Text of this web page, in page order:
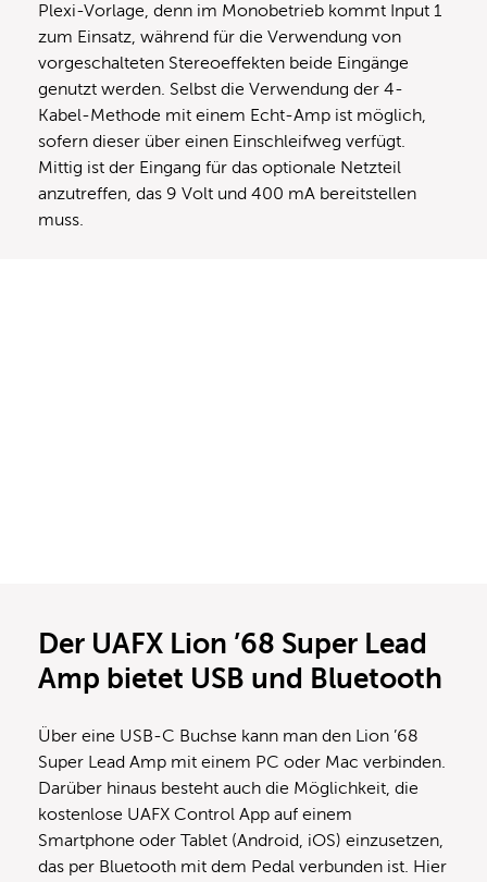
Plexi-Vorlage, denn im Monobetrieb kommt Input 1
zum Einsatz, während für die Verwendung von
vorgeschalteten Stereoeffekten beide Eingänge
genutzt werden. Selbst die Verwendung der 4-
Kabel-Methode mit einem Echt-Amp ist möglich,
sofern dieser über einen Einschleifweg verfügt.
Mittig ist der Eingang für das optionale Netzteil
anzutreffen, das 9 Volt und 400 mA bereitstellen
muss.
Der UAFX Lion ’68 Super Lead
Amp bietet USB und Bluetooth
Über eine USB-C Buchse kann man den Lion ’68
Super Lead Amp mit einem PC oder Mac verbinden.
Darüber hinaus besteht auch die Möglichkeit, die
kostenlose UAFX Control App auf einem
Smartphone oder Tablet (Android, iOS) einzusetzen,
das per Bluetooth mit dem Pedal verbunden ist. Hier